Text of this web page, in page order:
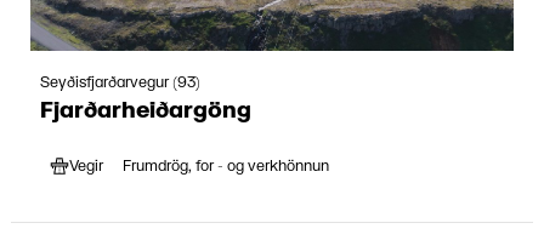
Seyðisfjarðarvegur (93)
Fjarðar­heiðar­göng
Vegir Frumdrög, for - og verkhönnun